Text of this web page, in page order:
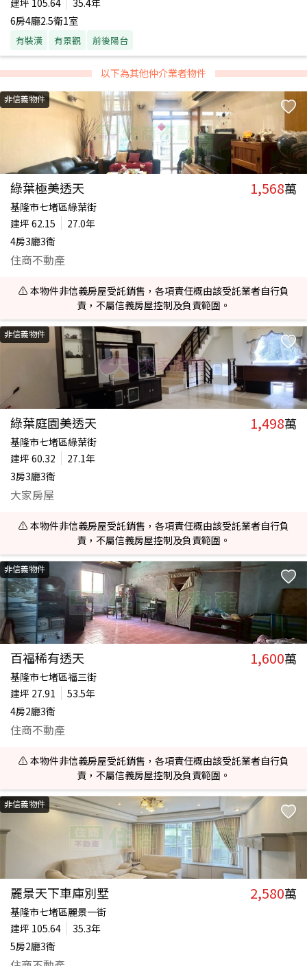
建坪 105.64
35.4年
6房4廳2.5衛1室
有裝潢 有景觀 前後陽台
以下為其他仲介業者物件
非信義物件
綠葉極美透天 1,568萬
基隆市七堵區綠葉街
建坪 62.15
27.0年
4房3廳3衛
住商不動產
⚠️ 本物件非信義房屋受託銷售，各項責任概由該受託業者自行負
責，不屬信義房屋控制及負責範圍。
非信義物件
綠葉庭園美透天 1,498萬
基隆市七堵區綠葉街
建坪 60.32
27.1年
3房3廳3衛
大家房屋
⚠️ 本物件非信義房屋受託銷售，各項責任概由該受託業者自行負
責，不屬信義房屋控制及負責範圍。
非信義物件
百福稀有透天 1,600萬
基隆市七堵區福三街
建坪 27.91
53.5年
4房2廳3衛
住商不動產
⚠️ 本物件非信義房屋受託銷售，各項責任概由該受託業者自行負
責，不屬信義房屋控制及負責範圍。
非信義物件
麗景天下車庫別墅 2,580萬
基隆市七堵區麗景一街
建坪 105.64
35.3年
5房2廳3衛